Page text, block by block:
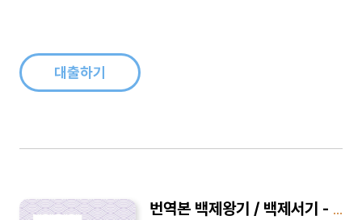
한 상황을 겪..
대출하기
번역본 백제왕기 / 백제서기 - 온조백제 / 구대백제 / 비류백제